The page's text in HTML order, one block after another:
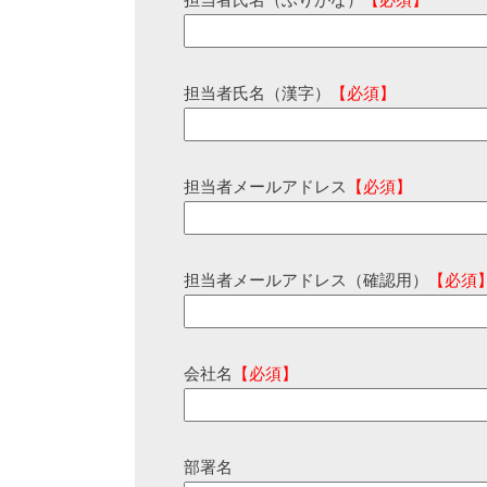
担当者氏名（漢字） 【必須】
担当者メールアドレス 【必須】
担当者メールアドレス（確認用） 【必須
会社名 【必須】
部署名